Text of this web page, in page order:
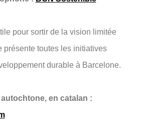
pour sortir de la vision limitée
présente toutes les initiatives
durable à Barcelone.
autochtone, en catalan :